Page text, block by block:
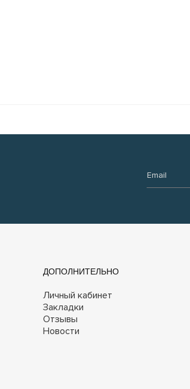
ДОПОЛНИТЕЛЬНО
Личный кабинет
Закладки
Отзывы
Новости